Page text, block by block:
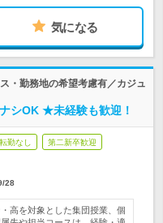
気になる
・勤務地の希望考慮有／カジュ
シOK ★未経験も歓迎！
転勤なし 第二新卒歓迎
28
高を対象とした集団授業、個